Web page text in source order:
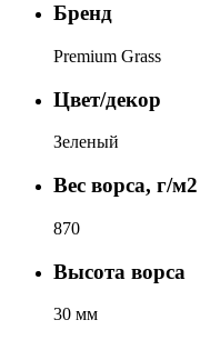
Бренд
Premium Grass
Цвет/декор
Зеленый
Вес ворса, г/м2
870
Высота ворса
30 мм